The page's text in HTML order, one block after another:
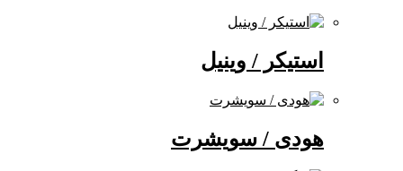
استیکر / وینیل
هودی / سویشرت